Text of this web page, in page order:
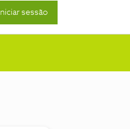
Iniciar sessão